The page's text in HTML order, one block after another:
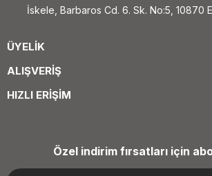
İskele, Barbaros Cd. 6. Sk. No:5, 10870
ÜYELİK
ALIŞVERİŞ
HIZLI ERİŞİM
Özel indirim fırsatları için